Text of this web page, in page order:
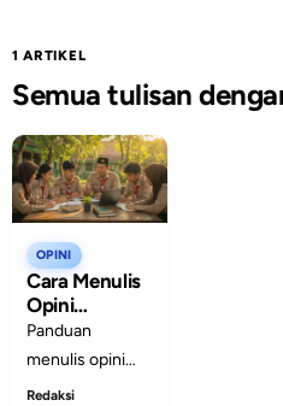
1 ARTIKEL
Semua tulisan
OPINI
Cara Menulis
Opini
Pramuka
yang Tetap
Panduan
menulis opini
Pramuka yang
Redaksi